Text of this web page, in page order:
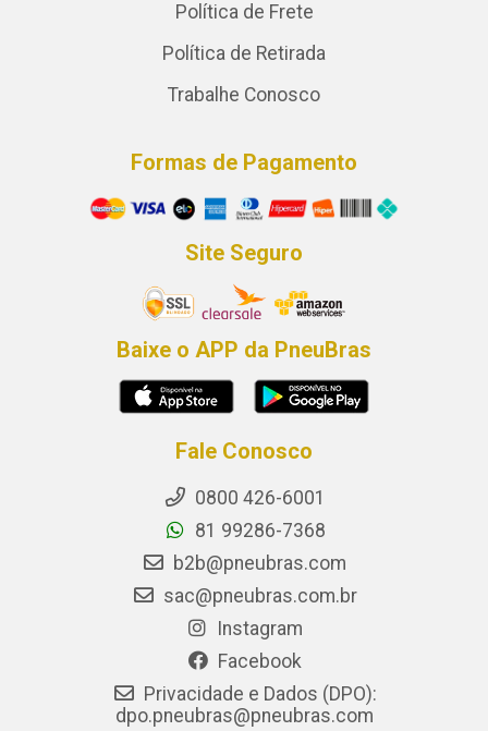
Política de Frete
Política de Retirada
Trabalhe Conosco
Formas de Pagamento
Site Seguro
Baixe o APP da PneuBras
Fale Conosco
0800 426-6001
81 99286-7368
b2b@pneubras.com
sac@pneubras.com.br
Instagram
Facebook
Privacidade e Dados (DPO):
dpo.pneubras@pneubras.com